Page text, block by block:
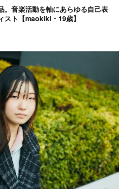
。音楽活動を軸にあらゆる自己表
スト【maokiki・19歳】